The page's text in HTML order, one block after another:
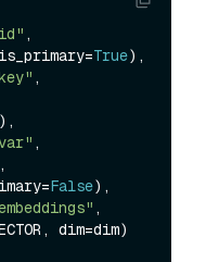
,
True),
,
),
,
False),
,
dim=dim)